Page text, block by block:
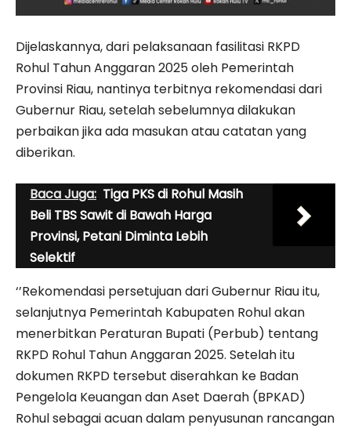
Dijelaskannya, dari pelaksanaan fasilitasi RKPD
Rohul Tahun Anggaran 2025 oleh Pemerintah
Provinsi Riau, nantinya terbitnya rekomendasi dari
Gubernur Riau, setelah sebelumnya dilakukan
perbaikan jika ada masukan atau catatan yang
diberikan.
Baca Juga: Tiga PKS di Rohul Masih
Beli TBS Sawit di Bawah Harga
Provinsi, Petani Diminta Lebih
Selektif
‘’Rekomendasi persetujuan dari Gubernur Riau itu,
selanjutnya Pemerintah Kabupaten Rohul akan
menerbitkan Peraturan Bupati (Perbub) tentang
RKPD Rohul Tahun Anggaran 2025. Setelah itu
dokumen RKPD tersebut diserahkan ke Badan
Pengelola Keuangan dan Aset Daerah (BPKAD)
Rohul sebagai acuan dalam penyusunan rancangan